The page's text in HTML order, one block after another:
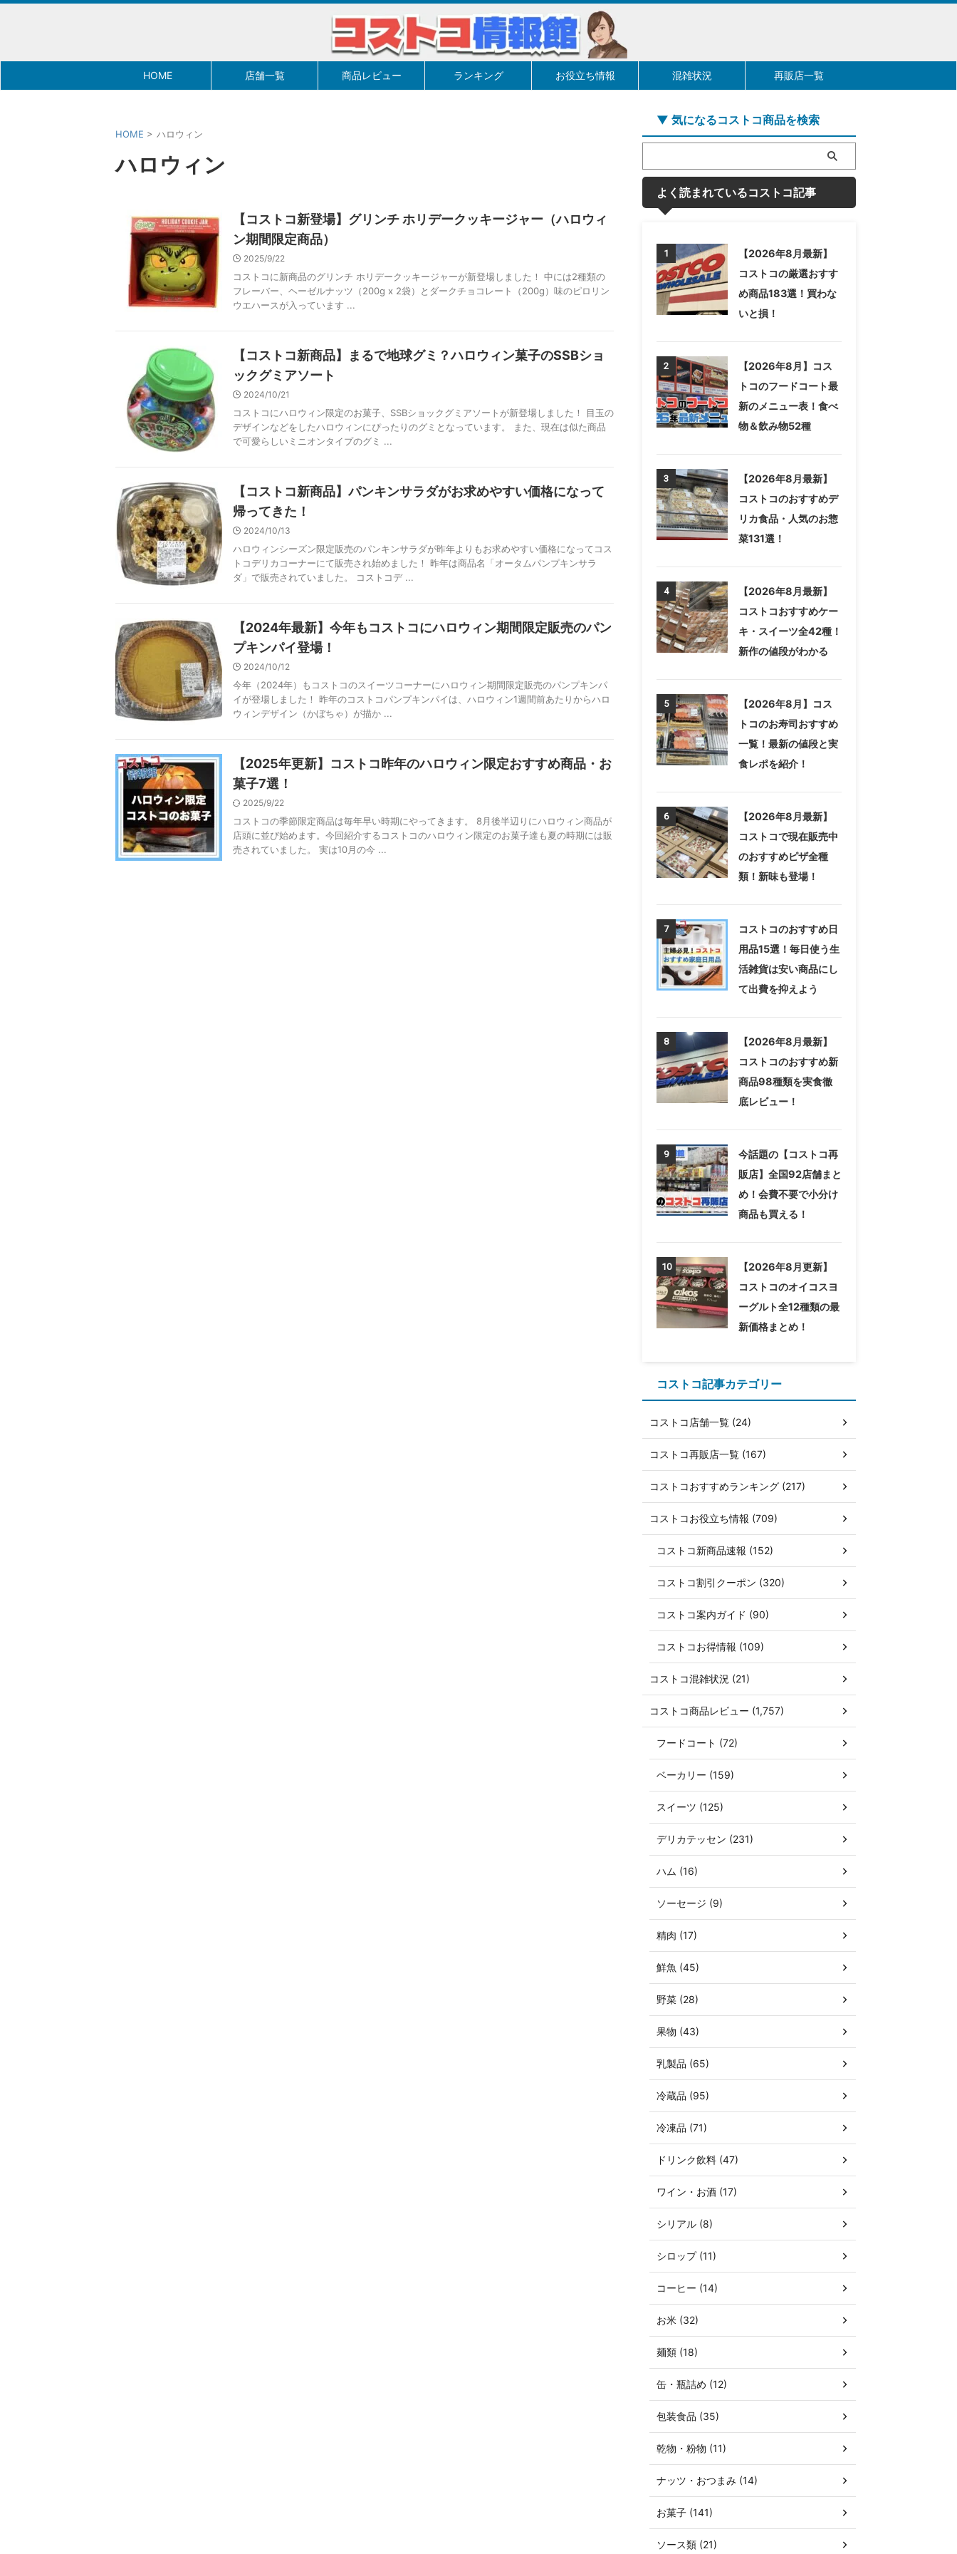
HOME 店舗一覧 商品レビュー ランキング お役立ち情報 混雑状況 再販店一覧
HOME > ハロウィン
ハロウィン
【コストコ新登場】グリンチ ホリデークッキージャー（ハロウィ
ン期間限定商品）
2025/9/22
コストコに新商品のグリンチ ホリデークッキージャーが新登場しました！ 中には2種類の
フレーバー、ヘーゼルナッツ（200g x 2袋）とダークチョコレート（200g）味のピロリン
ウエハースが入っています ...
【コストコ新商品】まるで地球グミ？ハロウィン菓子のSSBショ
ックグミアソート
2024/10/21
コストコにハロウィン限定のお菓子、SSBショックグミアソートが新登場しました！ 目玉の
デザインなどをしたハロウィンにぴったりのグミとなっています。 また、現在は似た商品
で可愛らしいミニオンタイプのグミ ...
【コストコ新商品】パンキンサラダがお求めやすい価格になって
帰ってきた！
2024/10/13
ハロウィンシーズン限定販売のパンキンサラダが昨年よりもお求めやすい価格になってコス
トコデリカコーナーにて販売され始めました！ 昨年は商品名「オータムパンプキンサラ
ダ」で販売されていました。 コストコデ ...
【2024年最新】今年もコストコにハロウィン期間限定販売のパン
プキンパイ登場！
2024/10/12
今年（2024年）もコストコのスイーツコーナーにハロウィン期間限定販売のパンプキンパ
イが登場しました！ 昨年のコストコパンプキンパイは、ハロウィン1週間前あたりからハロ
ウィンデザイン（かぼちゃ）が描か ...
【2025年更新】コストコ昨年のハロウィン限定おすすめ商品・お
菓子7選！
2025/9/22
コストコの季節限定商品は毎年早い時期にやってきます。 8月後半辺りにハロウィン商品が
店頭に並び始めます。今回紹介するコストコのハロウィン限定のお菓子達も夏の時期には販
売されていました。 実は10月の今 ...
▼ 気になるコストコ商品を検索
よく読まれているコストコ記事
1
【2026年8月最新】
コストコの厳選おすす
め商品183選！買わな
いと損！
2
【2026年8月】コス
トコのフードコート最
新のメニュー表！食べ
物＆飲み物52種
3
【2026年8月最新】
コストコのおすすめデ
リカ食品・人気のお惣
菜131選！
4
【2026年8月最新】
コストコおすすめケー
キ・スイーツ全42種！
新作の値段がわかる
5
【2026年8月】コス
トコのお寿司おすすめ
一覧！最新の値段と実
食レポを紹介！
6
【2026年8月最新】
コストコで現在販売中
のおすすめピザ全種
類！新味も登場！
7
コストコのおすすめ日
用品15選！毎日使う生
活雑貨は安い商品にし
て出費を抑えよう
8
【2026年8月最新】
コストコのおすすめ新
商品98種類を実食徹
底レビュー！
9
今話題の【コストコ再
販店】全国92店舗まと
め！会費不要で小分け
商品も買える！
10
【2026年8月更新】
コストコのオイコスヨ
ーグルト全12種類の最
新価格まとめ！
コストコ記事カテゴリー
コストコ店舗一覧 (24)
コストコ再販店一覧 (167)
コストコおすすめランキング (217)
コストコお役立ち情報 (709)
コストコ新商品速報 (152)
コストコ割引クーポン (320)
コストコ案内ガイド (90)
コストコお得情報 (109)
コストコ混雑状況 (21)
コストコ商品レビュー (1,757)
フードコート (72)
ベーカリー (159)
スイーツ (125)
デリカテッセン (231)
ハム (16)
ソーセージ (9)
精肉 (17)
鮮魚 (45)
野菜 (28)
果物 (43)
乳製品 (65)
冷蔵品 (95)
冷凍品 (71)
ドリンク飲料 (47)
ワイン・お酒 (17)
シリアル (8)
シロップ (11)
コーヒー (14)
お米 (32)
麺類 (18)
缶・瓶詰め (12)
包装食品 (35)
乾物・粉物 (11)
ナッツ・おつまみ (14)
お菓子 (141)
ソース類 (21)